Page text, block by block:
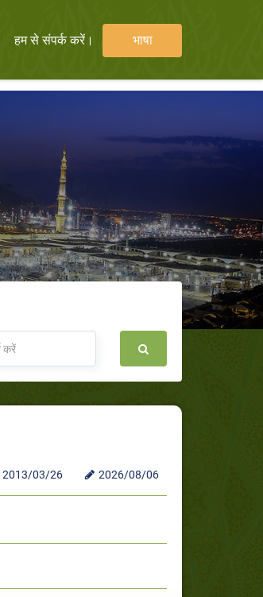
हम से संपर्क करें। भाषा
2013/03/26 2026/08/06